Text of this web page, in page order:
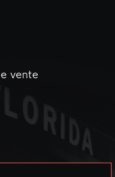
vente